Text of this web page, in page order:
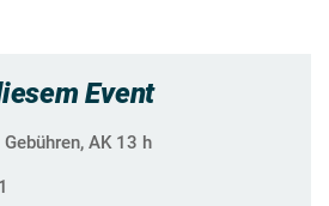
Event
AK 13 h